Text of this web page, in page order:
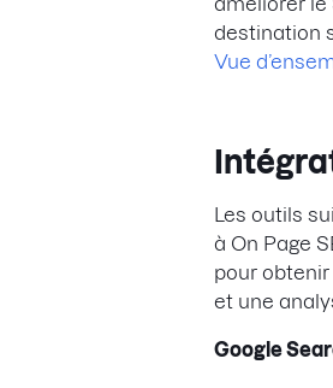
destination
Vue
Les outils
à On Page
pour
et une
Google